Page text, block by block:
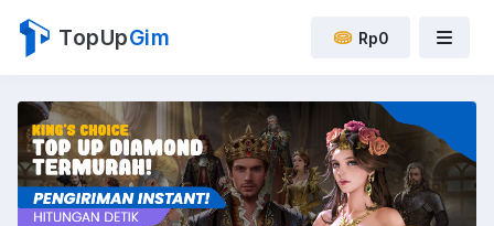
TopUpGim Rp0